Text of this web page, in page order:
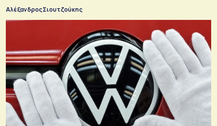
Αλέξανδρος Σιουτζούκης